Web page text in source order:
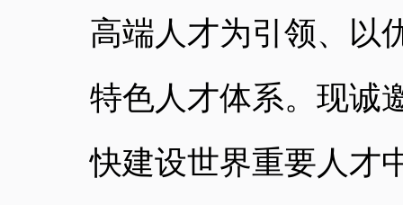
高端人才为引领、以
特色人才体系。现诚
快建设世界重要人才